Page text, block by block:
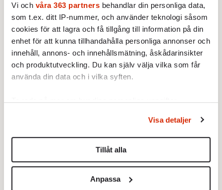
Vi och våra 363 partners behandlar din personliga data,
som t.ex. ditt IP-nummer, och använder teknologi såsom
cookies för att lagra och få tillgång till information på din
enhet för att kunna tillhandahålla personliga annonser och
innehåll, annons- och innehållsmätning, åskådarinsikter
och produktutveckling. Du kan själv välja vilka som får
använda din data och i vilka syften.
Ta reda på mer om hur dina personliga uppgifter
Du kan ändra eller dra tillbaka ditt samtycke när som
helst från cookie-förklaringen.
Vi använder enhetsidentifierare för att anpassa innehållet
för sociala medier och analysera vår trafik. Vi
Visa detaljer
Tillåt alla
Anpassa
General Abdul Fatah al-Sisi stöds även av
Israel, som enligt New York Times har
bedrivit en häftig lobbykampanj de senaste
veckorna för att få USA att hålla fast vid sitt
militära bistånd till Egypten.
Israel är alla USA-allierade, men så är också
brödraskapets Muhammad Mursi när han var
vid makten. Qatar pumpade in 30 miljarder
kronor under Mursis korta regeringsperiod,
med löfte om mer, och den Qatar-baserade
tv-stationen Al Jazeera »har fungerat som